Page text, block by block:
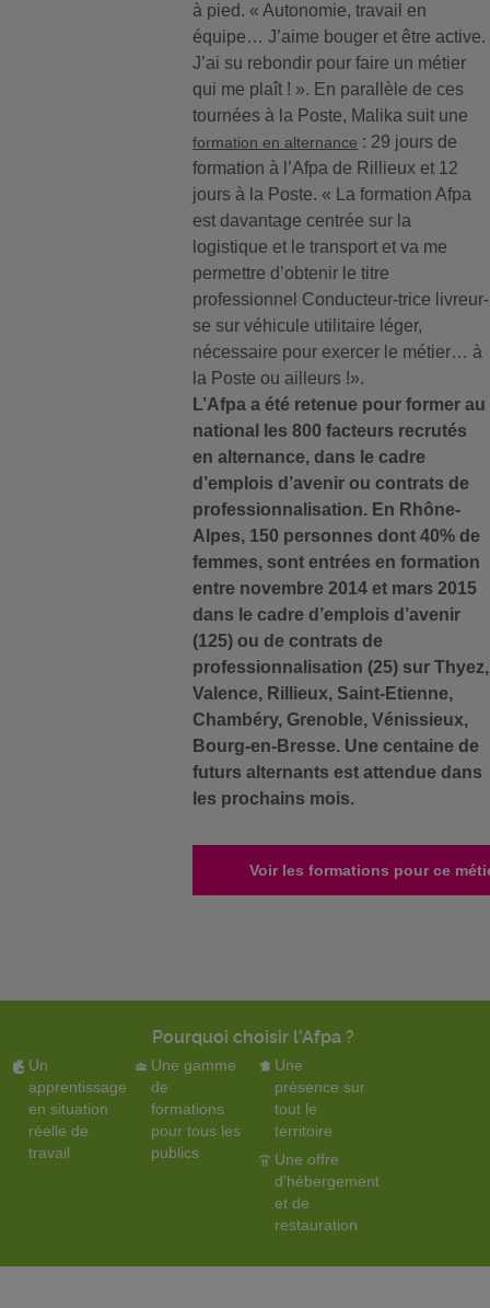
à pied. « Autonomie, travail en
équipe… J’aime bouger et être active.
J’ai su rebondir pour faire un métier
qui me plaît ! ». En parallèle de ces
tournées à la Poste, Malika suit une
formation en alternance : 29 jours de
formation à l’Afpa de Rillieux et 12
jours à la Poste. « La formation Afpa
est davantage centrée sur la
logistique et le transport et va me
permettre d’obtenir le titre
professionnel Conducteur-trice livreur-
se sur véhicule utilitaire léger,
nécessaire pour exercer le métier… à
la Poste ou ailleurs !».
L’Afpa a été retenue pour former au
national les 800 facteurs recrutés
en alternance, dans le cadre
d’emplois d’avenir ou contrats de
professionnalisation. En Rhône-
Alpes, 150 personnes dont 40% de
femmes, sont entrées en formation
entre novembre 2014 et mars 2015
dans le cadre d’emplois d’avenir
(125) ou de contrats de
professionnalisation (25) sur Thyez,
Valence, Rillieux, Saint-Etienne,
Chambéry, Grenoble, Vénissieux,
Bourg-en-Bresse. Une centaine de
futurs alternants est attendue dans
les prochains mois.
Voir les formations pour ce
Pourquoi choisir l'Afpa ?
Un
apprentissage
en situation
réelle de
travail
Une gamme
de
formations
pour tous les
publics
Une
présence sur
tout le
territoire
Une offre
d'hébergement
et de
restauration